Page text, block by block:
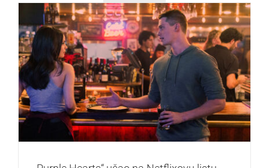
„Purple Hearts“ ušao na Netflixovu listu filmova svih
vremena
Život i zabava